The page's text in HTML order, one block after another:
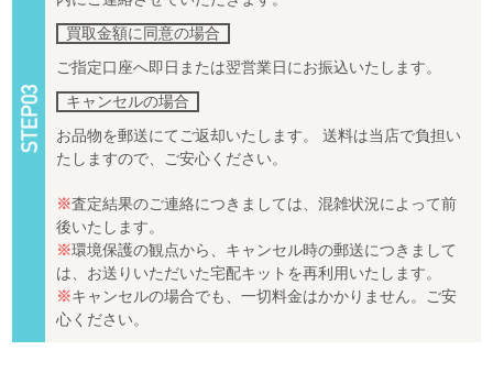
買取金額に同意の場合
ご指定口座へ即日または翌営業日にお振込いたします。
キャンセルの場合
お品物を郵送にてご返却いたします。 送料は当店で負担い
たしますので、ご安心ください。
※査定結果のご連絡につきましては、混雑状況によって前
後いたします。
※環境保護の観点から、キャンセル時の郵送につきまして
は、お送りいただいた宅配キットを再利用いたします。
※キャンセルの場合でも、一切料金はかかりません。ご安
心ください。